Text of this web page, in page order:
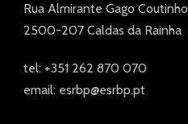
Rua Almirante Gago Coutinho
2500-207 Caldas da Rainha
tel: +351 262 870 070
email: esrbp@esrbp.pt